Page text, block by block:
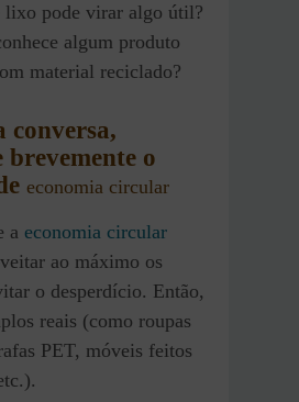
lixo pode virar algo útil?
algum produto
material reciclado?
conversa,
brevemente o
economia circular
a economia circular
ao máximo os
o desperdício. Então,
reais (como roupas
PET, móveis feitos